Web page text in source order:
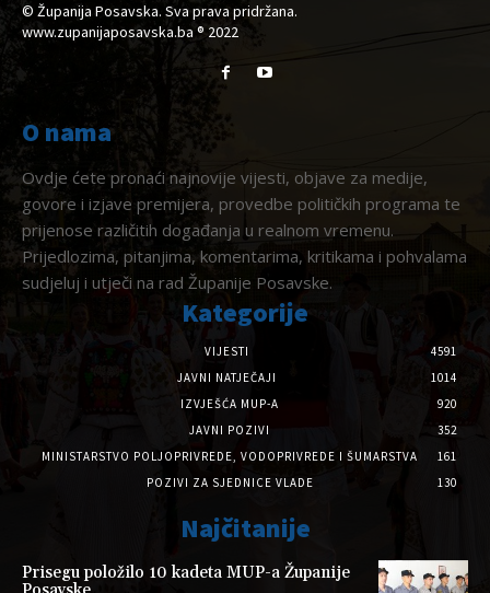
© Županija Posavska. Sva prava pridržana.
www.zupanijaposavska.ba ® 2022
O nama
Ovdje ćete pronaći najnovije vijesti, objave za medije,
govore i izjave premijera, provedbe političkih programa te
prijenose različitih događanja u realnom vremenu.
Prijedlozima, pitanjima, komentarima, kritikama i pohvalama
sudjeluj i utječi na rad Županije Posavske.
Kategorije
VIJESTI
4591
JAVNI NATJEČAJI
1014
IZVJEŠĆA MUP-A
920
JAVNI POZIVI
352
MINISTARSTVO POLJOPRIVREDE, VODOPRIVREDE I ŠUMARSTVA
161
POZIVI ZA SJEDNICE VLADE
130
Najčitanije
Prisegu položilo 10 kadeta MUP-a Županije